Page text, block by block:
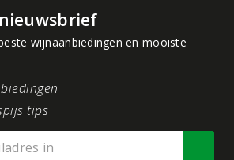
wijnaanbiedingen en mooiste
tips